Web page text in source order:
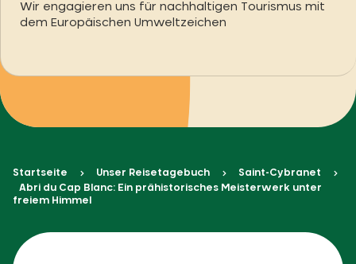
Wir engagieren uns für nachhaltigen Tourismus mit
dem Europäischen Umweltzeichen
Startseite Unser Reisetagebuch
Saint-Cybranet
Abri du Cap Blanc: Ein prähistorisches Meisterwerk unter
freiem Himmel